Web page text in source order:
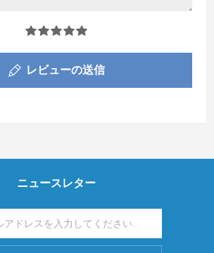
レビューの送信
ニュースレター